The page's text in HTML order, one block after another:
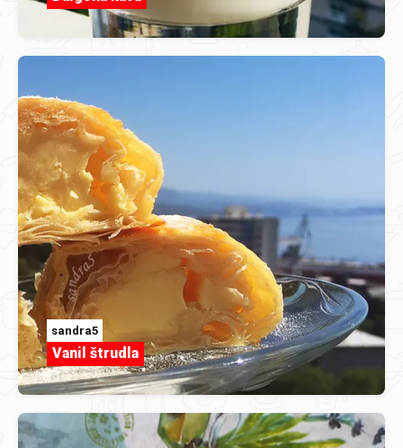
sandra5
Vanil štrudla